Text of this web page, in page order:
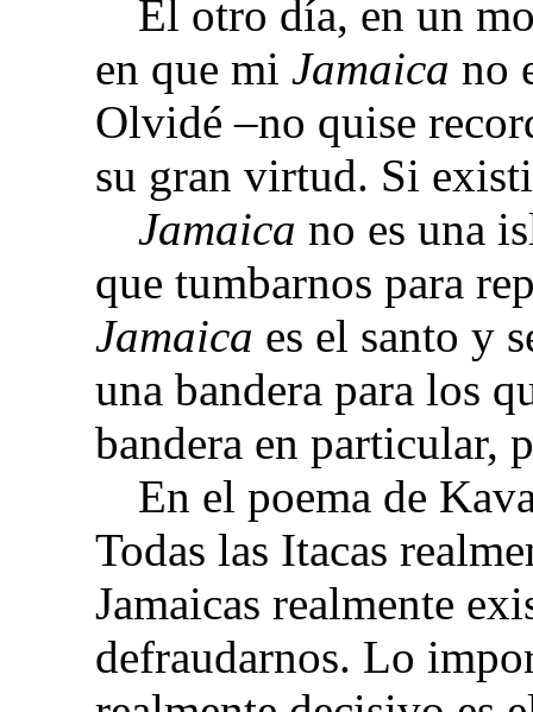
El otro día, en un
en que mi Jamaica no
Olvidé –no quise
su gran virtud. Si
Jamaica no es una
que tumbarnos para
Jamaica es el santo y
una bandera para los
bandera en particular,
En el poema de
Todas las Itacas
Jamaicas realmente
defraudarnos. Lo